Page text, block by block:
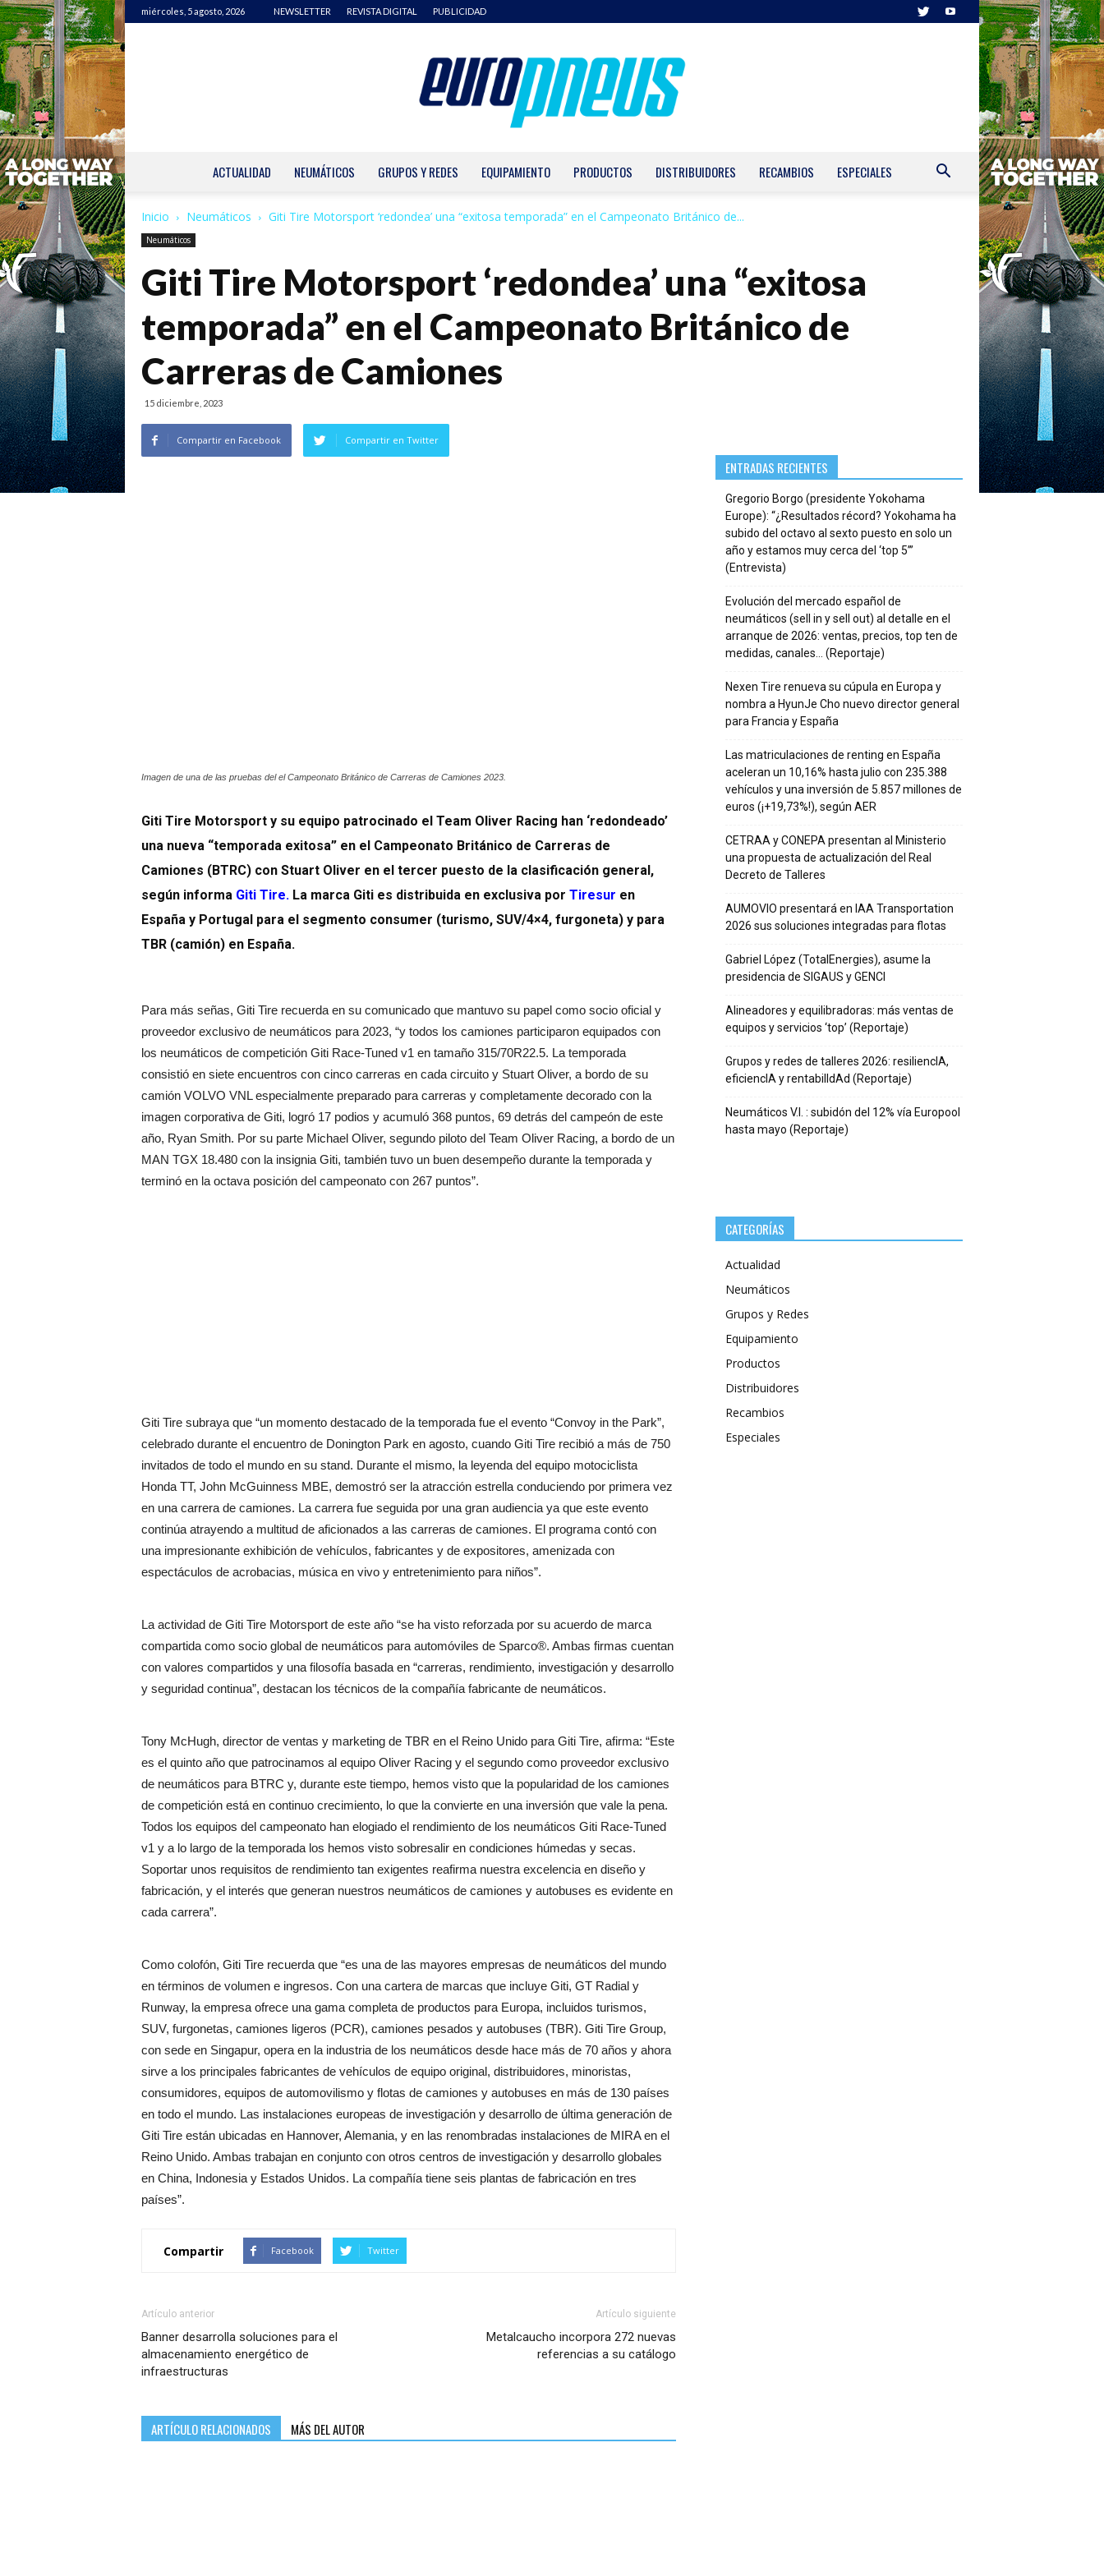
miércoles, 5 agosto, 2026 NEWSLETTER REVISTA DIGITAL PUBLICIDAD
ACTUALIDAD NEUMÁTICOS GRUPOS Y REDES EQUIPAMIENTO PRODUCTOS DISTRIBUIDORES RECAMBIOS ESPECIALES
Inicio Neumáticos Giti Tire Motorsport ‘redondea’ una “exitosa temporada” en el Campeonato Británico de...
Neumáticos
Giti Tire Motorsport ‘redondea’ una “exitosa
temporada” en el Campeonato Británico de
Carreras de Camiones
15 diciembre, 2023
Compartir en Facebook Compartir en Twitter
Imagen de una de las pruebas del el Campeonato Británico de Carreras de Camiones 2023.
Giti Tire Motorsport y su equipo patrocinado el Team Oliver Racing han ‘redondeado’
una nueva “temporada exitosa” en el Campeonato Británico de Carreras de
Camiones (BTRC) con Stuart Oliver en el tercer puesto de la clasificación general,
según informa Giti Tire. La marca Giti es distribuida en exclusiva por Tiresur en
España y Portugal para el segmento consumer (turismo, SUV/4×4, furgoneta) y para
TBR (camión) en España.
Para más señas, Giti Tire recuerda en su comunicado que mantuvo su papel como socio oficial y
proveedor exclusivo de neumáticos para 2023, “y todos los camiones participaron equipados con
los neumáticos de competición Giti Race-Tuned v1 en tamaño 315/70R22.5. La temporada
consistió en siete encuentros con cinco carreras en cada circuito y Stuart Oliver, a bordo de su
camión VOLVO VNL especialmente preparado para carreras y completamente decorado con la
imagen corporativa de Giti, logró 17 podios y acumuló 368 puntos, 69 detrás del campeón de este
año, Ryan Smith. Por su parte Michael Oliver, segundo piloto del Team Oliver Racing, a bordo de un
MAN TGX 18.480 con la insignia Giti, también tuvo un buen desempeño durante la temporada y
terminó en la octava posición del campeonato con 267 puntos”.
Giti Tire subraya que “un momento destacado de la temporada fue el evento “Convoy in the Park”,
celebrado durante el encuentro de Donington Park en agosto, cuando Giti Tire recibió a más de 750
invitados de todo el mundo en su stand. Durante el mismo, la leyenda del equipo motociclista
Honda TT, John McGuinness MBE, demostró ser la atracción estrella conduciendo por primera vez
en una carrera de camiones. La carrera fue seguida por una gran audiencia ya que este evento
continúa atrayendo a multitud de aficionados a las carreras de camiones. El programa contó con
una impresionante exhibición de vehículos, fabricantes y de expositores, amenizada con
espectáculos de acrobacias, música en vivo y entretenimiento para niños”.
La actividad de Giti Tire Motorsport de este año “se ha visto reforzada por su acuerdo de marca
compartida como socio global de neumáticos para automóviles de Sparco®. Ambas firmas cuentan
con valores compartidos y una filosofía basada en “carreras, rendimiento, investigación y desarrollo
y seguridad continua”, destacan los técnicos de la compañía fabricante de neumáticos.
Tony McHugh, director de ventas y marketing de TBR en el Reino Unido para Giti Tire, afirma: “Este
es el quinto año que patrocinamos al equipo Oliver Racing y el segundo como proveedor exclusivo
de neumáticos para BTRC y, durante este tiempo, hemos visto que la popularidad de los camiones
de competición está en continuo crecimiento, lo que la convierte en una inversión que vale la pena.
Todos los equipos del campeonato han elogiado el rendimiento de los neumáticos Giti Race-Tuned
v1 y a lo largo de la temporada los hemos visto sobresalir en condiciones húmedas y secas.
Soportar unos requisitos de rendimiento tan exigentes reafirma nuestra excelencia en diseño y
fabricación, y el interés que generan nuestros neumáticos de camiones y autobuses es evidente en
cada carrera”.
Como colofón, Giti Tire recuerda que “es una de las mayores empresas de neumáticos del mundo
en términos de volumen e ingresos. Con una cartera de marcas que incluye Giti, GT Radial y
Runway, la empresa ofrece una gama completa de productos para Europa, incluidos turismos,
SUV, furgonetas, camiones ligeros (PCR), camiones pesados y autobuses (TBR). Giti Tire Group,
con sede en Singapur, opera en la industria de los neumáticos desde hace más de 70 años y ahora
sirve a los principales fabricantes de vehículos de equipo original, distribuidores, minoristas,
consumidores, equipos de automovilismo y flotas de camiones y autobuses en más de 130 países
en todo el mundo. Las instalaciones europeas de investigación y desarrollo de última generación de
Giti Tire están ubicadas en Hannover, Alemania, y en las renombradas instalaciones de MIRA en el
Reino Unido. Ambas trabajan en conjunto con otros centros de investigación y desarrollo globales
en China, Indonesia y Estados Unidos. La compañía tiene seis plantas de fabricación en tres
países”.
Compartir Facebook Twitter
Artículo anterior
Banner desarrolla soluciones para el
almacenamiento energético de
infraestructuras
Artículo siguiente
Metalcaucho incorpora 272 nuevas
referencias a su catálogo
ARTÍCULO RELACIONADOS MÁS DEL AUTOR
ENTRADAS RECIENTES
Gregorio Borgo (presidente Yokohama
Europe): “¿Resultados récord? Yokohama ha
subido del octavo al sexto puesto en solo un
año y estamos muy cerca del ‘top 5’”
(Entrevista)
Evolución del mercado español de
neumáticos (sell in y sell out) al detalle en el
arranque de 2026: ventas, precios, top ten de
medidas, canales… (Reportaje)
Nexen Tire renueva su cúpula en Europa y
nombra a HyunJe Cho nuevo director general
para Francia y España
Las matriculaciones de renting en España
aceleran un 10,16% hasta julio con 235.388
vehículos y una inversión de 5.857 millones de
euros (¡+19,73%!), según AER
CETRAA y CONEPA presentan al Ministerio
una propuesta de actualización del Real
Decreto de Talleres
AUMOVIO presentará en IAA Transportation
2026 sus soluciones integradas para flotas
Gabriel López (TotalEnergies), asume la
presidencia de SIGAUS y GENCI
Alineadores y equilibradoras: más ventas de
equipos y servicios ‘top’ (Reportaje)
Grupos y redes de talleres 2026: resiliencIA,
eficiencIA y rentabilIdAd (Reportaje)
Neumáticos V.I. : subidón del 12% vía Europool
hasta mayo (Reportaje)
CATEGORÍAS
Actualidad
Neumáticos
Grupos y Redes
Equipamiento
Productos
Distribuidores
Recambios
Especiales